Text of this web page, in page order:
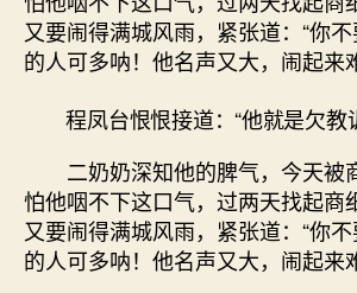
又要闹得满城风雨，紧张道：“你
的人可多呐！他名声又大，闹起来
程凤台恨恨接道：“他就是欠教
二奶奶深知他的脾气，今天被
怕他咽不下这口气，过两天找起商
又要闹得满城风雨，紧张道：“你
的人可多呐！他名声又大，闹起来